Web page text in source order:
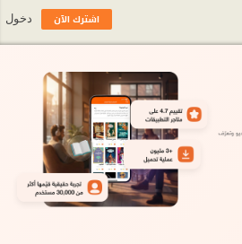
اشترك الآن دخول